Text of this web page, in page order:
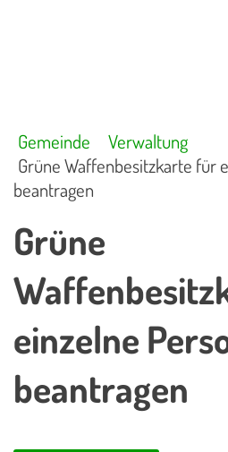
Gemeinde
Verwaltung
Grüne Waffenbesitzkarte für
beantragen
Grüne
einzelne
beantragen